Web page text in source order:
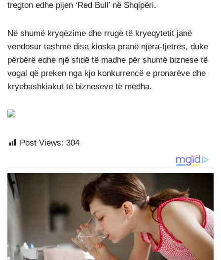
tregton edhe pijen ‘Red Bull’ në Shqipëri.
Në shumë kryqëzime dhe rrugë të kryeqytetit janë
vendosur tashmë disa kioska pranë njëra-tjetrës, duke
përbërë edhe një sfidë të madhe për shumë biznese të
vogal që preken nga kjo konkurrencë e pronarëve dhe
kryebashkiakut të bizneseve të mëdha.
Post Views: 304